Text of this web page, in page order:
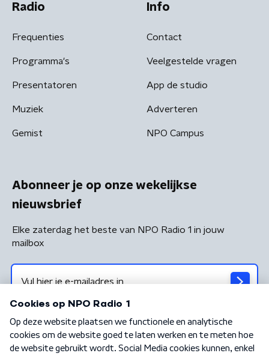
Radio
Frequenties
Programma's
Presentatoren
Muziek
Gemist
Info
Contact
Veelgestelde vragen
App de studio
Adverteren
NPO Campus
Abonneer je op onze wekelijkse
nieuwsbrief
Elke zaterdag het beste van NPO Radio 1 in jouw
mailbox